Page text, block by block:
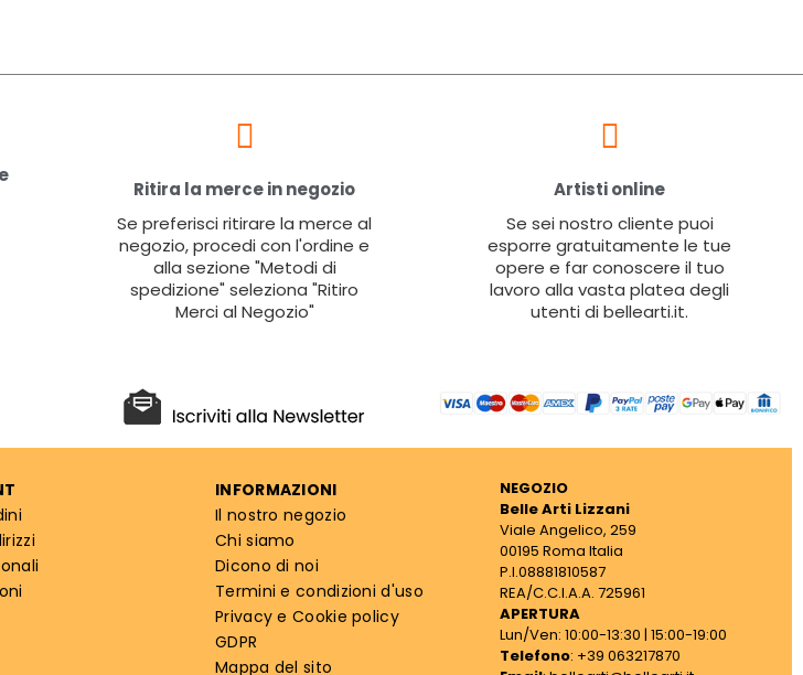
Ritira la merce in negozio
Se preferisci ritirare la merce al
negozio, procedi con l'ordine e
alla sezione "Metodi di
spedizione" seleziona "Ritiro
Merci al Negozio"
Artisti online
Se sei nostro cliente puoi
esporre gratuitamente le tue
opere e far conoscere il tuo
lavoro alla vasta platea degli
utenti di bellearti.it.
INFORMAZIONI
Il nostro negozio
Chi siamo
Dicono di noi
Termini e condizioni d'uso
Privacy e Cookie policy
GDPR
Mappa del sito
NEGOZIO
Belle Arti Lizzani
Viale Angelico, 259
00195 Roma Italia
P.I.08881810587
REA/C.C.I.A.A. 725961
APERTURA
Lun/Ven: 10:00-13:30 | 15:00-19:00
Telefono: +39 063217870